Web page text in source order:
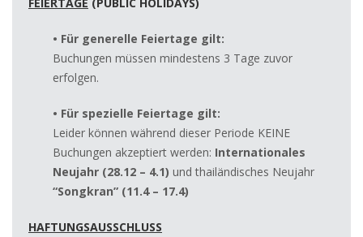
• Für generelle Feiertage gilt:
Buchungen müssen mindestens 3 Tage zuvor
erfolgen.
• Für spezielle Feiertage gilt:
Leider können während dieser Periode KEINE
Buchungen akzeptiert werden: Internationales
Neujahr (28.12 – 4.1) und thailändisches Neujahr
“Songkran” (11.4 – 17.4)
HAFTUNGSAUSSCHLUSS